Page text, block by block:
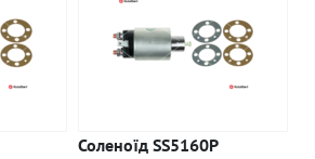
Соленоїд SS5160P